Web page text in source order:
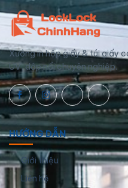
Xưởng in hộp giấy & túi giấy
UV, dập nổi chuyên nghiệp.
HƯỚNG DẪN
Giới thiệu
Liên hệ